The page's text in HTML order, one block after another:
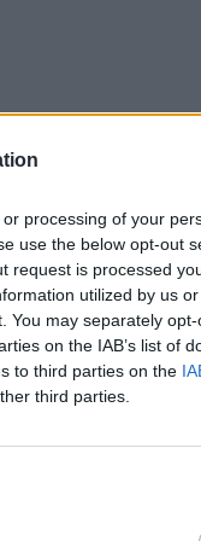
processing of your
use the below opt-out
request is processed
utilized by us
You may separately
on the IAB’s list of
to third parties on the
third parties.
video viac ako39
aj viac, no nie?
video zdieľať spolu